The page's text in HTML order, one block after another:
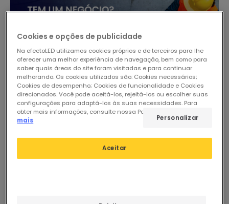
Cookies e opções de publicidade
Na efectoLED utilizamos cookies próprios e de terceiros para lhe
oferecer uma melhor experiência de navegação, bem como para
saber quais áreas do site foram visitadas e para continuar
melhorando. Os cookies utilizados são: Cookies necessários;
Cookies de desempenho; Cookies de funcionalidade e Cookies
direcionados. Você pode aceitá-los, rejeitá-los ou escolher suas
configurações para adaptá-los às suas necessidades. Para
obter mais informações, consulte nossa Política de Cookies.
mais
Aceitar
Personalizar